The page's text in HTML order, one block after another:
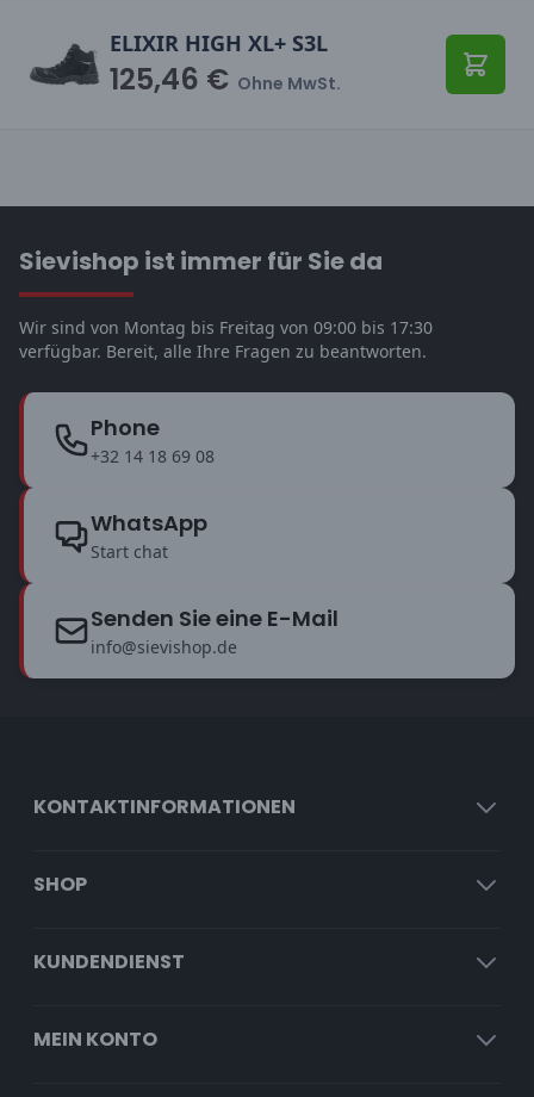
ELIXIR HIGH XL+ S3L
125,46 € Ohne MwSt. In
Sievishop ist immer für Sie da
Wir sind von Montag bis Freitag von 09:00 bis 17:30
verfügbar. Bereit, alle Ihre Fragen zu beantworten.
Phone
+32 14 18 69 08
WhatsApp
Start chat
Senden Sie eine E-Mail
info@sievishop.de
KONTAKTINFORMATIONEN
SHOP
KUNDENDIENST
MEIN KONTO